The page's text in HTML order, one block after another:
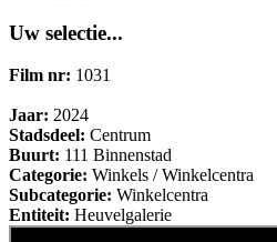
Uw selectie...
Film nr: 1031
Jaar: 2024
Stadsdeel: Centrum
Buurt: 111 Binnenstad
Categorie: Winkels / Winkelcentra
Subcategorie: Winkelcentra
Entiteit: Heuvelgalerie